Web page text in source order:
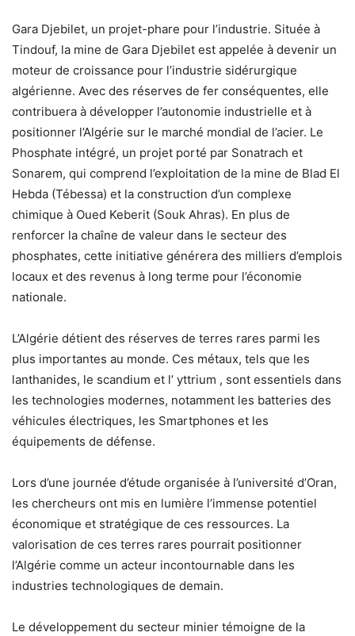
Gara Djebilet, un projet-phare pour l’industrie. Située à
Tindouf, la mine de Gara Djebilet est appelée à devenir un
moteur de croissance pour l’industrie sidérurgique
algérienne. Avec des réserves de fer conséquentes, elle
contribuera à développer l’autonomie industrielle et à
positionner l’Algérie sur le marché mondial de l’acier. Le
Phosphate intégré, un projet porté par Sonatrach et
Sonarem, qui comprend l’exploitation de la mine de Blad El
Hebda (Tébessa) et la construction d’un complexe
chimique à Oued Keberit (Souk Ahras). En plus de
renforcer la chaîne de valeur dans le secteur des
phosphates, cette initiative générera des milliers d’emplois
locaux et des revenus à long terme pour l’économie
nationale.
L’Algérie détient des réserves de terres rares parmi les
plus importantes au monde. Ces métaux, tels que les
lanthanides, le scandium et l’ yttrium , sont essentiels dans
les technologies modernes, notamment les batteries des
véhicules électriques, les Smartphones et les
équipements de défense.
Lors d’une journée d’étude organisée à l’université d’Oran,
les chercheurs ont mis en lumière l’immense potentiel
économique et stratégique de ces ressources. La
valorisation de ces terres rares pourrait positionner
l’Algérie comme un acteur incontournable dans les
industries technologiques de demain.
Le développement du secteur minier témoigne de la